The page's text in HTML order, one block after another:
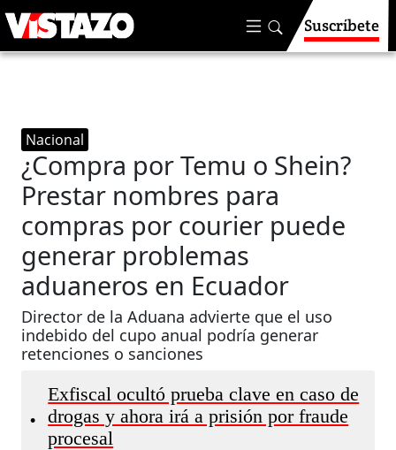
Suscríbete
Nacional
¿Compra por Temu o Shein?
Prestar nombres para
compras por courier puede
generar problemas
aduaneros en Ecuador
Director de la Aduana advierte que el uso
indebido del cupo anual podría generar
retenciones o sanciones
•
Exfiscal ocultó prueba clave en caso de
drogas y ahora irá a prisión por fraude
procesal